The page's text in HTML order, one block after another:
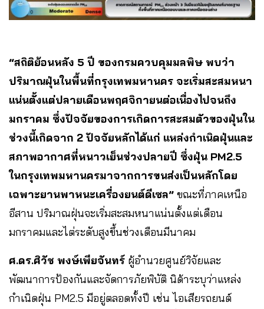
“สถิติย้อนหลัง 5 ปี ของกรมควบคุมมลพิษ พบว่า
ปริมาณฝุ่นในพื้นที่กรุงเทพมหานคร จะเริ่มสะสมหนา
แน่นตั้งแต่ปลายเดือนพฤศจิกายนต่อเนื่องไปจนถึง
มกราคม ซึ่งปัจจัยของการเกิดการสะสมตัวของฝุ่นใน
ช่วงนี้เกิดจาก 2 ปัจจัยหลักได้แก่ แหล่งกำเนิดฝุ่นและ
สภาพอากาศที่หนาวเย็นช่วงปลายปี ซึ่งฝุ่น PM2.5
ในกรุงเทพมหานครมาจากการขนส่งเป็นหลักโดย
เฉพาะยานพาหนะเครื่องยนต์ดีเซล” ขณะที่ภาคเหนือ
อีสาน ปริมาณฝุ่นจะเริ่มสะสมหนาแน่นตั้งแต่เดือน
มกราคมและไต่ระดับสูงขึ้นช่วงเดือนมีนาคม
ศ.ดร.ศิวัช พงษ์เพียจันทร์ ผู้อำนวยศูนย์วิจัยและ
พัฒนาการป้องกันและจัดการภัยพิบัติ นิด้าระบุว่าแหล่ง
กำเนิดฝุ่น PM2.5 มีอยู่ตลอดทั้งปี เช่น ไอเสียรถยนต์